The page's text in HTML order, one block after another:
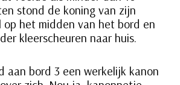
stond de koning van zijn
het midden van het bord en
kleerscheuren naar huis.
aan bord 3 een werkelijk kanon